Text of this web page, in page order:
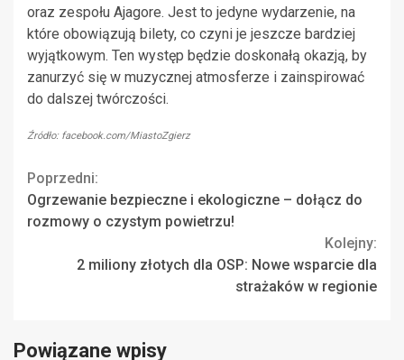
oraz zespołu Ajagore. Jest to jedyne wydarzenie, na
które obowiązują bilety, co czyni je jeszcze bardziej
wyjątkowym. Ten występ będzie doskonałą okazją, by
zanurzyć się w muzycznej atmosferze i zainspirować
do dalszej twórczości.
Źródło: facebook.com/MiastoZgierz
Continue
Reading
Poprzedni:
Ogrzewanie bezpieczne i ekologiczne – dołącz do
rozmowy o czystym powietrzu!
Kolejny:
2 miliony złotych dla OSP: Nowe wsparcie dla
strażaków w regionie
Powiązane wpisy